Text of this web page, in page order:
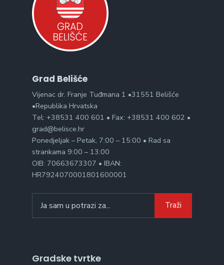
Grad Belišće
Vijenac dr. Franje Tuđmana 1 •31551 Belišće
•Republika Hrvatska
Tel: +38531 400 601 • Fax: +38531 400 602 •
grad@belisce.hr
Ponedjeljak – Petak, 7:00 – 15:00 • Rad sa
strankama 9:00 – 13:00
OIB: 70663673307 • IBAN:
HR7924070001801600001
for:
Traži
Gradske tvrtke